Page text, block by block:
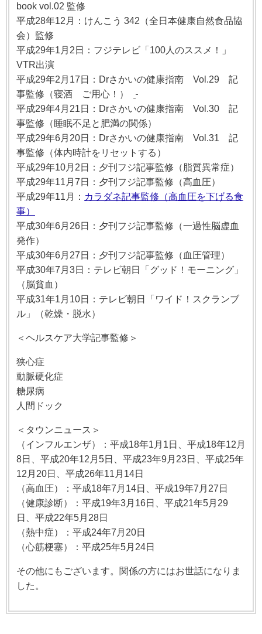
book vol.02 監修
平成28年12月：けんこう 342（全日本健康自然食品協
会）監修
平成29年1月2日：フジテレビ「100人のススメ！」
VTR出演
平成29年2月17日：Drさかいの健康指南 Vol.29 記
事監修（寝酒 ご用心！）
平成29年4月21日：Drさかいの健康指南 Vol.30 記
事監修（睡眠不足と肥満の関係）
平成29年6月20日：Drさかいの健康指南 Vol.31 記
事監修（体内時計をリセットする）
平成29年10月2日：夕刊フジ記事監修（脂質異常症）
平成29年11月7日：夕刊フジ記事監修（高血圧）
平成29年11月： カラダネ記事監修（高血圧を下げる食
事）
平成30年6月26日：夕刊フジ記事監修（一過性脳虚血
発作）
平成30年6月27日：夕刊フジ記事監修（血圧管理）
平成30年7月3日：テレビ朝日「グッド！モーニング」
（脳貧血）
平成31年1月10日：テレビ朝日「 ワイド！スクランブ
ル」（乾燥・脱水）
＜ヘルスケア大学記事監修＞
狭心症
動脈硬化症
糖尿病
人間ドック
＜タウンニュース＞
（インフルエンザ）：平成18年1月1日、平成18年12月
8日、平成20年12月5日、平成23年9月23日、平成25年
12月20日、平成26年11月14日
（高血圧）：平成18年7月14日、平成19年7月27日
（健康診断）：平成19年3月16日、平成21年5月29
日、平成22年5月28日
（熱中症）：平成24年7月20日
（心筋梗塞）：平成25年5月24日
その他にもございます。関係の方にはお世話になりま
した。